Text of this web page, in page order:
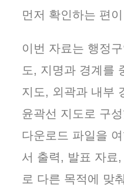
먼저 확인하는 편
이번 자료는 행정
도, 지명과 경계를
지도, 외곽과 내부
윤곽선 지도로 구
다운로드 파일을
서 출력, 발표 자료
로 다른 목적에 맞